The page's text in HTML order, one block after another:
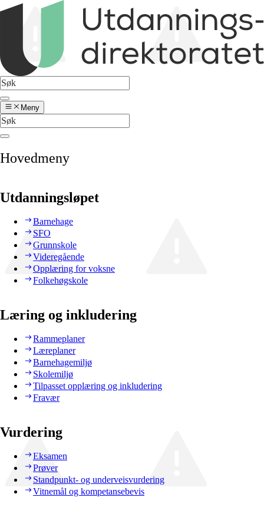
Meny
Hovedmeny
Utdanningsløpet
Barnehage
SFO
Grunnskole
Videregående
Opplæring for voksne
Folkehøgskole
Læring og inkludering
Rammeplaner
Læreplaner
Barnehagemiljø
Skolemiljø
Tilpasset opplæring og inkludering
Fravær
Vurdering
Eksamen
Prøver
Standpunkt- og underveisvurdering
Vitnemål og kompetansebevis